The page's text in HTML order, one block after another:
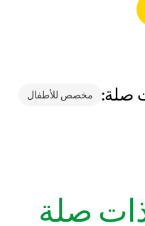
صلة: مخصص للأطفال
صلة